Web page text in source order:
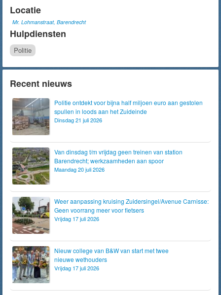
Locatie
Mr. Lohmanstraat, Barendrecht
Hulpdiensten
Politie
Recent nieuws
Politie ontdekt voor bijna half miljoen euro aan gestolen
spullen in loods aan het Zuideinde
Dinsdag 21 juli 2026
Van dinsdag t/m vrijdag geen treinen van station
Barendrecht; werkzaamheden aan spoor
Maandag 20 juli 2026
Weer aanpassing kruising Zuidersingel/Avenue Carnisse:
Geen voorrang meer voor fietsers
Vrijdag 17 juli 2026
Nieuw college van B&W van start met twee
nieuwe wethouders
Vrijdag 17 juli 2026